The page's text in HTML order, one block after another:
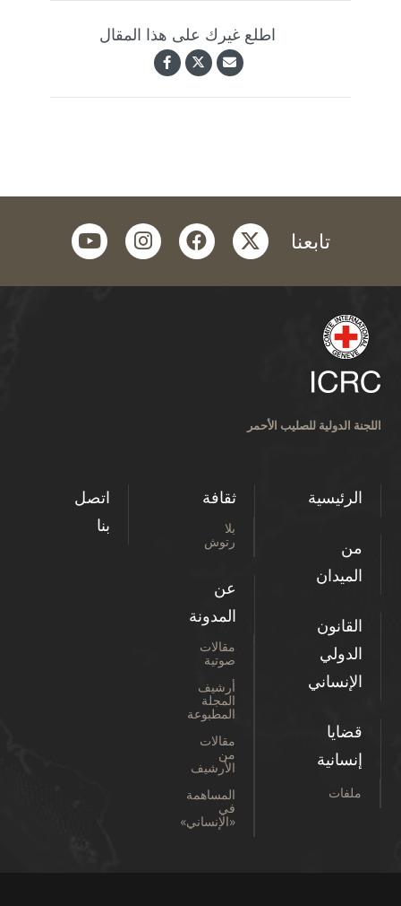
اطلع غيرك على هذا المقال
تابعنا twitter
facebook
instagram
youtube
اللجنة الدولية للصليب الأحمر
الرئيسية
من
الميدان
القانون
الدولي
الإنساني
قضايا
إنسانية
ملفات
ثقافة
بلا
رتوش
عن
المدونة
مقالات
صوتية
أرشيف
المجلة
المطبوعة
مقالات
من
الأرشيف
المساهمة
في
«الإنساني»
اتصل
بنا